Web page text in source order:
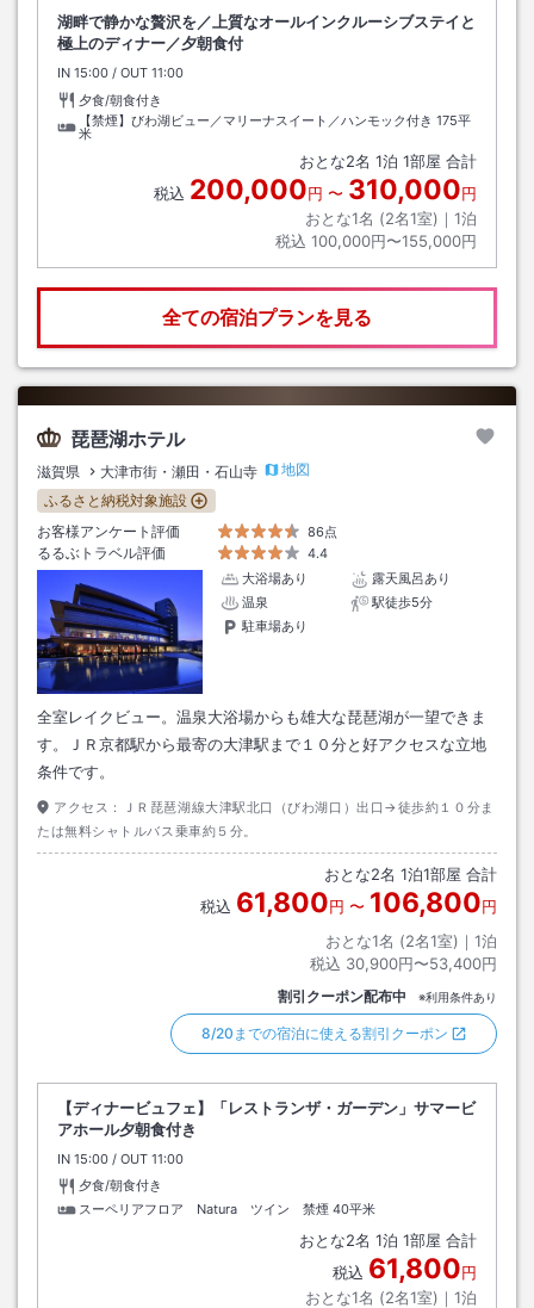
湖畔で静かな贅沢を／上質なオールインクルーシブステイと
極上のディナー／夕朝食付
IN チェックイン
15:00 / OUT チェックアウト
11:00
夕食/朝食付き
【禁煙】びわ湖ビュー／マリーナスイート／ハンモック付き 175平
米
おとな2名 1泊 1部屋 合計
税込 200,000円 〜 310,000円
おとな1名 (2名1室)｜ 1泊
税込 100,000円〜155,000円
全ての宿泊プランを見る
琵琶湖ホテル
滋賀県 大津市街・瀬田・石山寺
地図
ふるさと納税対象施設
お客様アンケート評価
86点
るるぶトラベル評価
4.4
大浴場あり
露天風呂あり
温泉
駅徒歩5分
駐車場あり
全室レイクビュー。温泉大浴場からも雄大な琵琶湖が一望できま
す。ＪＲ京都駅から最寄の大津駅まで１０分と好アクセスな立地
条件です。
アクセス：
ＪＲ琵琶湖線大津駅北口（びわ湖口）出口→徒歩約１０分ま
たは無料シャトルバス乗車約５分。
おとな2名 1泊1部屋 合計
税込 61,800円 〜 106,800円
おとな1名 (2名1室)｜ 1泊
税込 30,900円〜53,400円
割引クーポン配布中 ※利用条件あり
8/20までの宿泊に使える割引クーポン
【ディナービュフェ】「レストランザ・ガーデン」サマービ
アホール夕朝食付き
IN チェックイン
15:00 / OUT チェックアウト
11:00
夕食/朝食付き
スーペリアフロア Natura ツイン 禁煙 40平米
おとな2名 1泊 1部屋 合計
税込 61,800円
おとな1名 (2名1室)｜ 1泊